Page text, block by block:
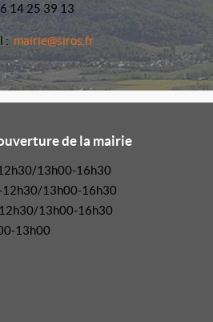
14 25 39 13
: mairie@siros.fr
de la mairie
13h00-16h30
13h00-16h30
13h00-16h30
13h00